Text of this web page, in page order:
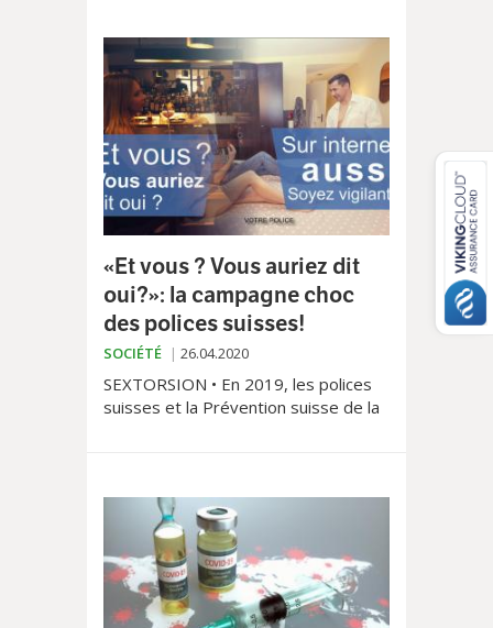
«Et vous ? Vous auriez dit
oui?»: la campagne choc
des polices suisses!
SOCIÉTÉ 26.04.2020
SEXTORSION • En 2019, les polices
suisses et la Prévention suisse de la
Suisse romande, dans le cadre d’une
campagne nationale de prévention
ayant pour but de sensibiliser le
grand public aux risques potentiels
liés à l’utilisation d’internet en matière
de cyberescroqueries.